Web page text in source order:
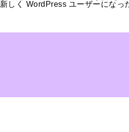
新しく WordPress ユーザーになっ